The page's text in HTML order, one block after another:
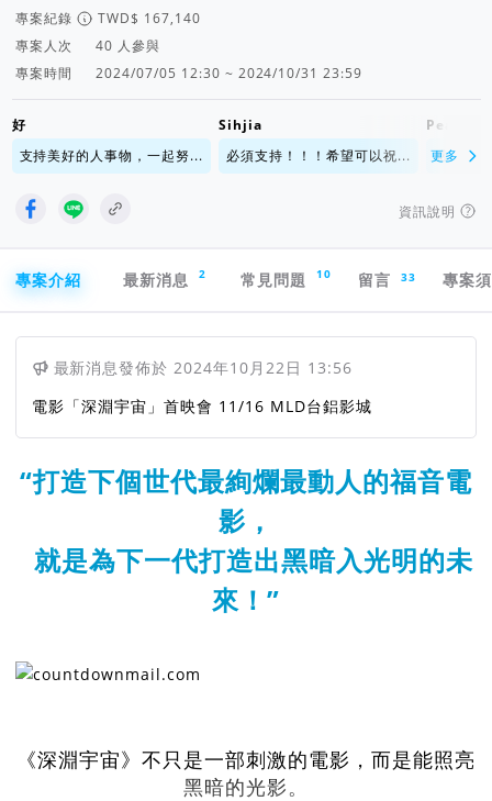
專案紀錄
專案人次
人參與
專案時間
2024/07/05 12:30 ~ 2024/10/31 23:59
好
支持美好的人事物，一起努...
Sihjia
必須支持！！！希望可以祝...
Peace
感謝主
更多
資訊說明
專案介紹
最新消息 2 常見問題 10 留言 33 專案
最新消息發佈於2024年10月22日 13:56
電影「深淵宇宙」首映會 11/16 MLD台鋁影城
“打造下個世代最絢爛最動人的福音電
影，
就是為下一代打造出黑暗入光明的未
來！”
《深淵宇宙》不只是一部刺激的電影，而是能照亮
黑暗的光影。